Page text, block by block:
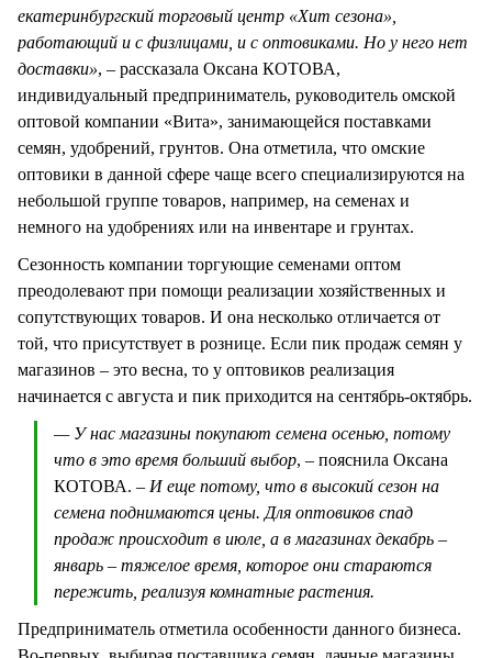
екатеринбургский торговый центр «Хит сезона»,
работающий и с физлицами, и с оптовиками. Но у него нет
доставки», – рассказала Оксана КОТОВА,
индивидуальный предприниматель, руководитель омской
оптовой компании «Вита», занимающейся поставками
семян, удобрений, грунтов. Она отметила, что омские
оптовики в данной сфере чаще всего специализируются на
небольшой группе товаров, например, на семенах и
немного на удобрениях или на инвентаре и грунтах.
Сезонность компании торгующие семенами оптом
преодолевают при помощи реализации хозяйственных и
сопутствующих товаров. И она несколько отличается от
той, что присутствует в рознице. Если пик продаж семян у
магазинов – это весна, то у оптовиков реализация
начинается с августа и пик приходится на сентябрь-октябрь.
— У нас магазины покупают семена осенью, потому
что в это время больший выбор, – пояснила Оксана
КОТОВА. – И еще потому, что в высокий сезон на
семена поднимаются цены. Для оптовиков спад
продаж происходит в июле, а в магазинах декабрь –
январь – тяжелое время, которое они стараются
пережить, реализуя комнатные растения.
Предприниматель отметила особенности данного бизнеса.